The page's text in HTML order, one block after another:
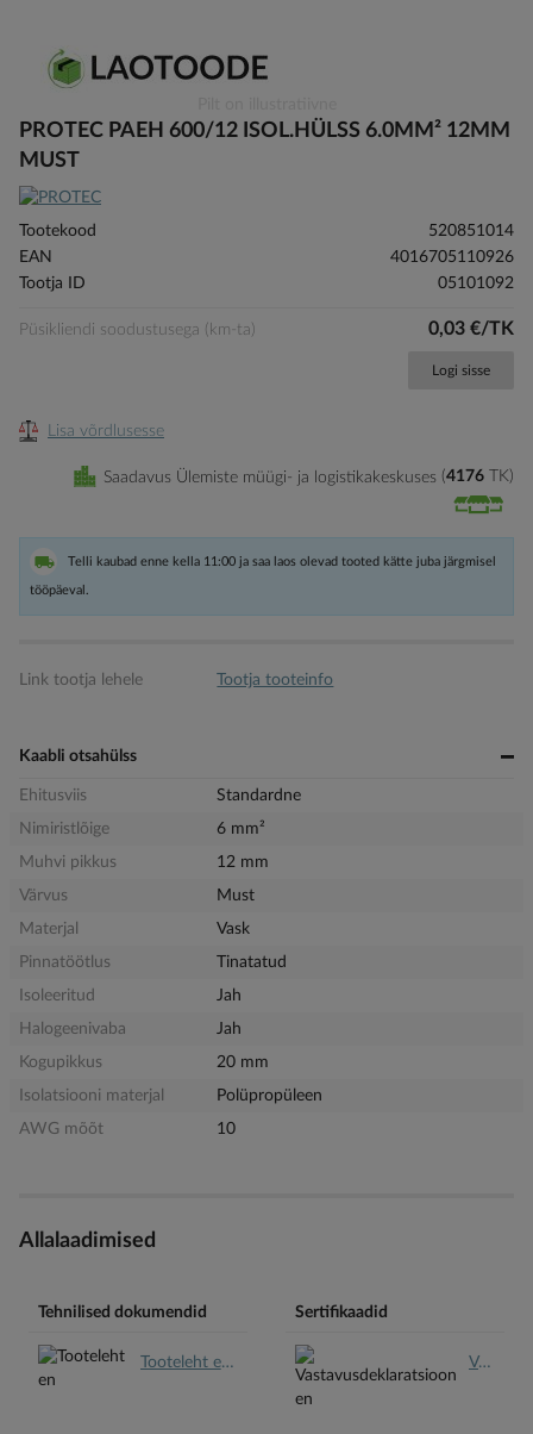
to
the
of
the
images
PROTEC PAEH 600/12 ISOL.HÜLSS 6.0MM² 12MM
MUST
Tootekood
520851014
EAN
4016705110926
Tootja ID
05101092
Püsikliendi soodustusega (km-ta) 0,03 €/TK
Logi sisse
Lisa võrdlusesse
Saadavus Ülemiste müügi- ja logistikakeskuses 4176 TK
Telli kaubad enne kella 11:00 ja saa laos olevad tooted kätte juba järgmisel
tööpäeval.
Link tootja lehele Tootja tooteinfo
Kaabli otsahülss
Ehitusviis
Standardne
Nimiristlõige
6 mm²
Muhvi pikkus
12 mm
Värvus
Must
Materjal
Vask
Pinnatöötlus
Tinatatud
Isoleeritud
Jah
Halogeenivaba
Jah
Kogupikkus
20 mm
Isolatsiooni materjal
Polüpropüleen
AWG mõõt
10
Allalaadimised
Tehnilised dokumendid
Tooteleht en.pdf
Sertifikaadid
Vastavusdeklaratsioon en.pdf